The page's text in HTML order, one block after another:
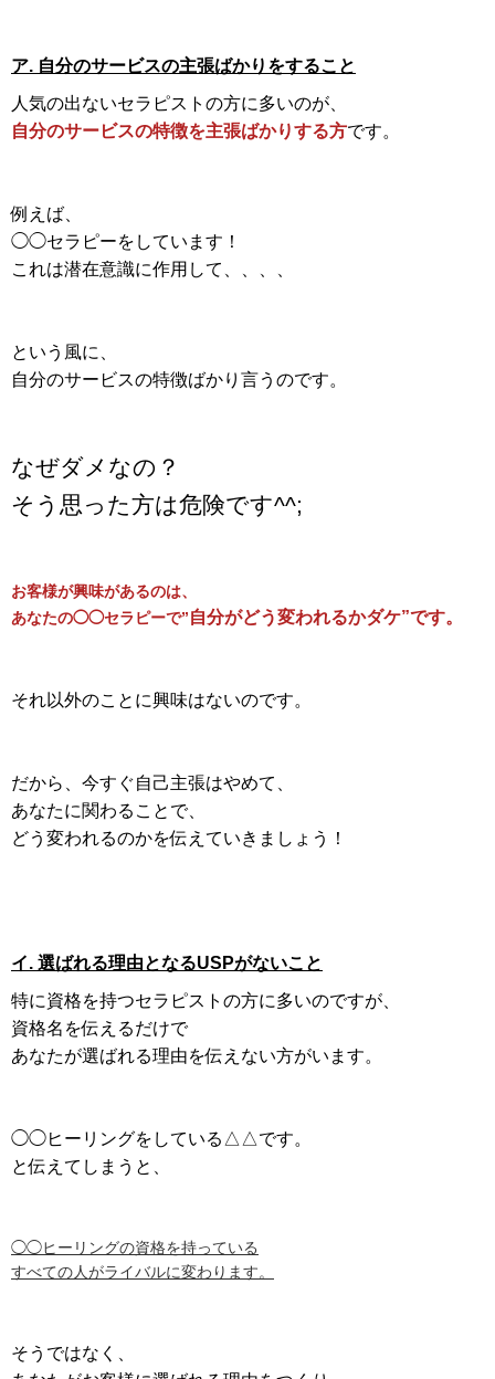
ア. 自分のサービスの主張ばかりをすること
人気の出ないセラピストの方に多いのが、
自分のサービスの特徴を主張ばかりする方です。
例えば、
◯◯セラピーをしています！
これは潜在意識に作用して、、、、
という風に、
自分のサービスの特徴ばかり言うのです。
なぜダメなの？
そう思った方は危険です^^;
お客様が興味があるのは、
あなたの◯◯セラピーで”自分がどう変われるかダケ”です。
それ以外のことに興味はないのです。
だから、今すぐ自己主張はやめて、
あなたに関わることで、
どう変われるのかを伝えていきましょう！
イ. 選ばれる理由となるUSPがないこと
特に資格を持つセラピストの方に多いのですが、
資格名を伝えるだけで
あなたが選ばれる理由を伝えない方がいます。
◯◯ヒーリングをしている△△です。
と伝えてしまうと、
◯◯ヒーリングの資格を持っている
すべての人がライバルに変わります。
そうではなく、